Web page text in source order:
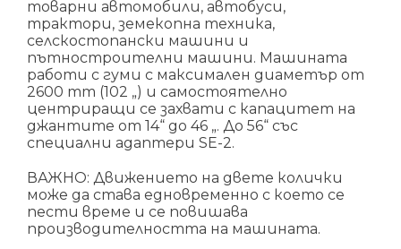
товарни автомобили, автобуси,
трактори, земекопна техника,
селскостопански машини и
пътностроителни машини. Машината
работи с гуми с максимален диаметър от
2600 mm (102 „) и самостоятелно
центриращи се захвати с капацитет на
джантите от 14“ до 46 „. До 56“ със
специални адаптери SE-2.
ВАЖНО: Движението на двете колички
може да става едновременно с което се
пести време и се повишава
производителността на машината.